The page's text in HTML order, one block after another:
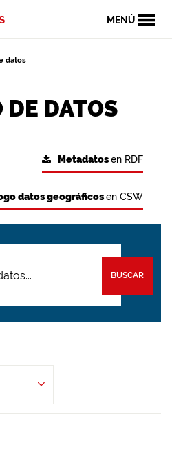
MENÚ
datos
DE DATOS
Metadatosen RDF
datos geográficosen CSW
BUSCAR